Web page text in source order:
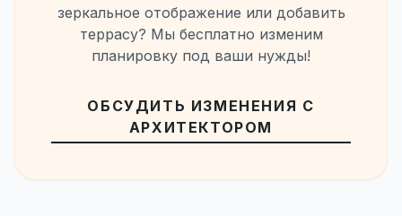
зеркальное отображение или добавить
террасу? Мы бесплатно изменим
планировку под ваши нужды!
ОБСУДИТЬ ИЗМЕНЕНИЯ С
АРХИТЕКТОРОМ